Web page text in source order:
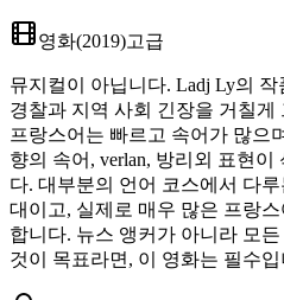
영화(2019)고급
뮤지컬이 아닙니다. Ladj Ly의
경찰과 지역 사회 긴장을 거칠게
프랑스어는 빠르고 속어가 많으
향의 속어, verlan, 방리외 표현이
다. 대부분의 언어 코스에서 다
대이고, 실제로 매우 많은 프랑
합니다. 뉴스 앵커가 아니라 모
것이 목표라면, 이 영화는 필수입